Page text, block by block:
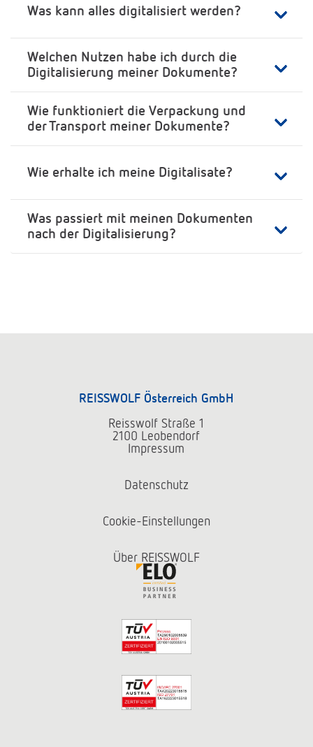
Was kann alles digitalisiert werden?
Welchen Nutzen habe ich durch die
Digitalisierung meiner Dokumente?
Wie funktioniert die Verpackung und
der Transport meiner Dokumente?
Wie erhalte ich meine Digitalisate?
Was passiert mit meinen Dokumenten
nach der Digitalisierung?
REISSWOLF Österreich GmbH
Reisswolf Straße 1
2100 Leobendorf
Impressum
Datenschutz
Cookie-Einstellungen
Über REISSWOLF